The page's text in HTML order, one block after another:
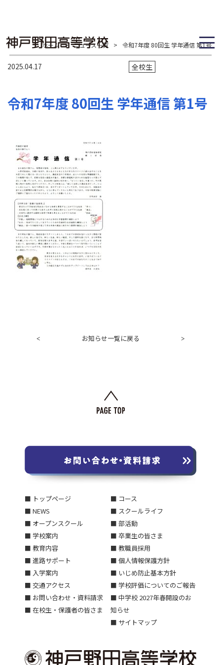
ホーム > ニュース一覧 > 令和7年度 80回生 学年通信 第1号
2025.04.17 全校生
令和7年度 80回生 学年通信 第1号
< お知らせ一覧に戻る >
■ トップページ
■ NEWS
■ オープンスクール
■ 学校案内
■ 教育内容
■ 進路サポート
■ 入学案内
■ 交通アクセス
■ お問い合わせ・資料請求
■ 在校生・保護者の皆さま
■ コース
■ スクールライフ
■ 部活動
■ 卒業生の皆さま
■ 教職員採用
■ 個人情報保護方針
■ いじめ防止基本方針
■ 学校評価についてのご報告
■ 中学校 2027年春開設のお
知らせ
■ サイトマップ